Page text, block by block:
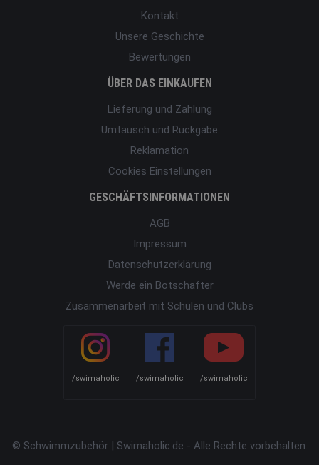
Kontakt
Unsere Geschichte
Bewertungen
ÜBER DAS EINKAUFEN
Lieferung und Zahlung
Umtausch und Rückgabe
Reklamation
Cookies Einstellungen
GESCHÄFTSINFORMATIONEN
AGB
Impressum
Datenschutzerklärung
Werde ein Botschafter
Zusammenarbeit mit Schulen und Clubs
/swimaholic /swimaholic /swimaholic
© Schwimmzubehör | Swimaholic.de - Alle Rechte vorbehalten.